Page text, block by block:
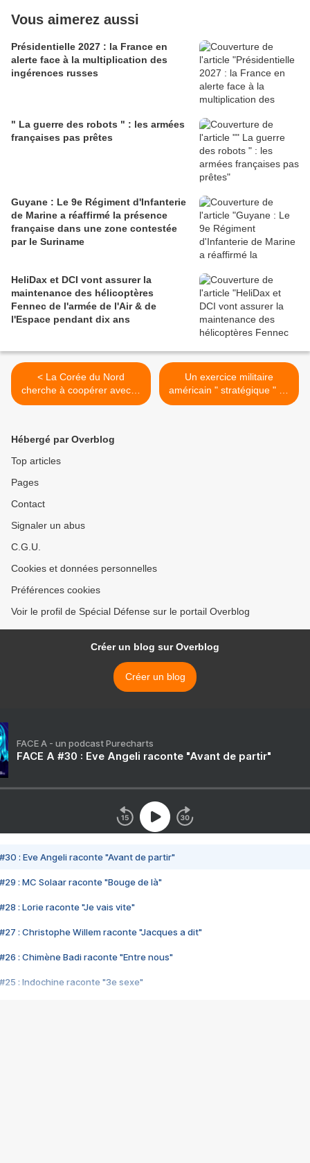
Vous aimerez aussi
Présidentielle 2027 : la France en
alerte face à la multiplication des
ingérences russes
" La guerre des robots " : les armées
françaises pas prêtes
Guyane : Le 9e Régiment d'Infanterie
de Marine a réaffirmé la présence
française dans une zone contestée
par le Suriname
HeliDax et DCI vont assurer la
maintenance des hélicoptères
Fennec de l'armée de l'Air & de
l'Espace pendant dix ans
< La Corée du Nord
cherche à coopérer avec la
Russie pour contrer les
Un exercice militaire
américain " stratégique " au
Niger >
Hébergé par Overblog
Top articles
Pages
Contact
Signaler un abus
C.G.U.
Cookies et données personnelles
Préférences cookies
Voir le profil de Spécial Défense sur le portail Overblog
Créer un blog sur Overblog
Créer un blog
FACE A - un podcast Purecharts
FACE A #30 : Eve Angeli raconte "Avant de partir"
#30 : Eve Angeli raconte "Avant de partir"
#29 : MC Solaar raconte "Bouge de là"
#28 : Lorie raconte "Je vais vite"
#27 : Christophe Willem raconte "Jacques a dit"
#26 : Chimène Badi raconte "Entre nous"
#25 : Indochine raconte "3e sexe"